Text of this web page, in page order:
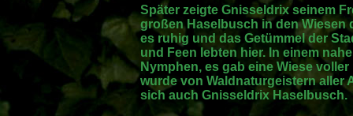
Später zeigte Gnisseldrix seinem
großen Haselbusch in den Wiesen
es ruhig und das Getümmel der
und Feen lebten hier. In einem
Nymphen, es gab eine Wiese
wurde von Waldnaturgeistern aller
sich auch Gnisseldrix Haselbusch.